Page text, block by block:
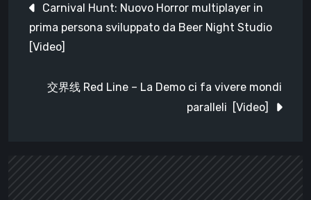
articoli
Carnival Hunt: Nuovo Horror multiplayer in
prima persona sviluppato da Beer Night Studio
[Video]
交界线 Red Line – La Demo ci fa vivere mondi
paralleli [Video]